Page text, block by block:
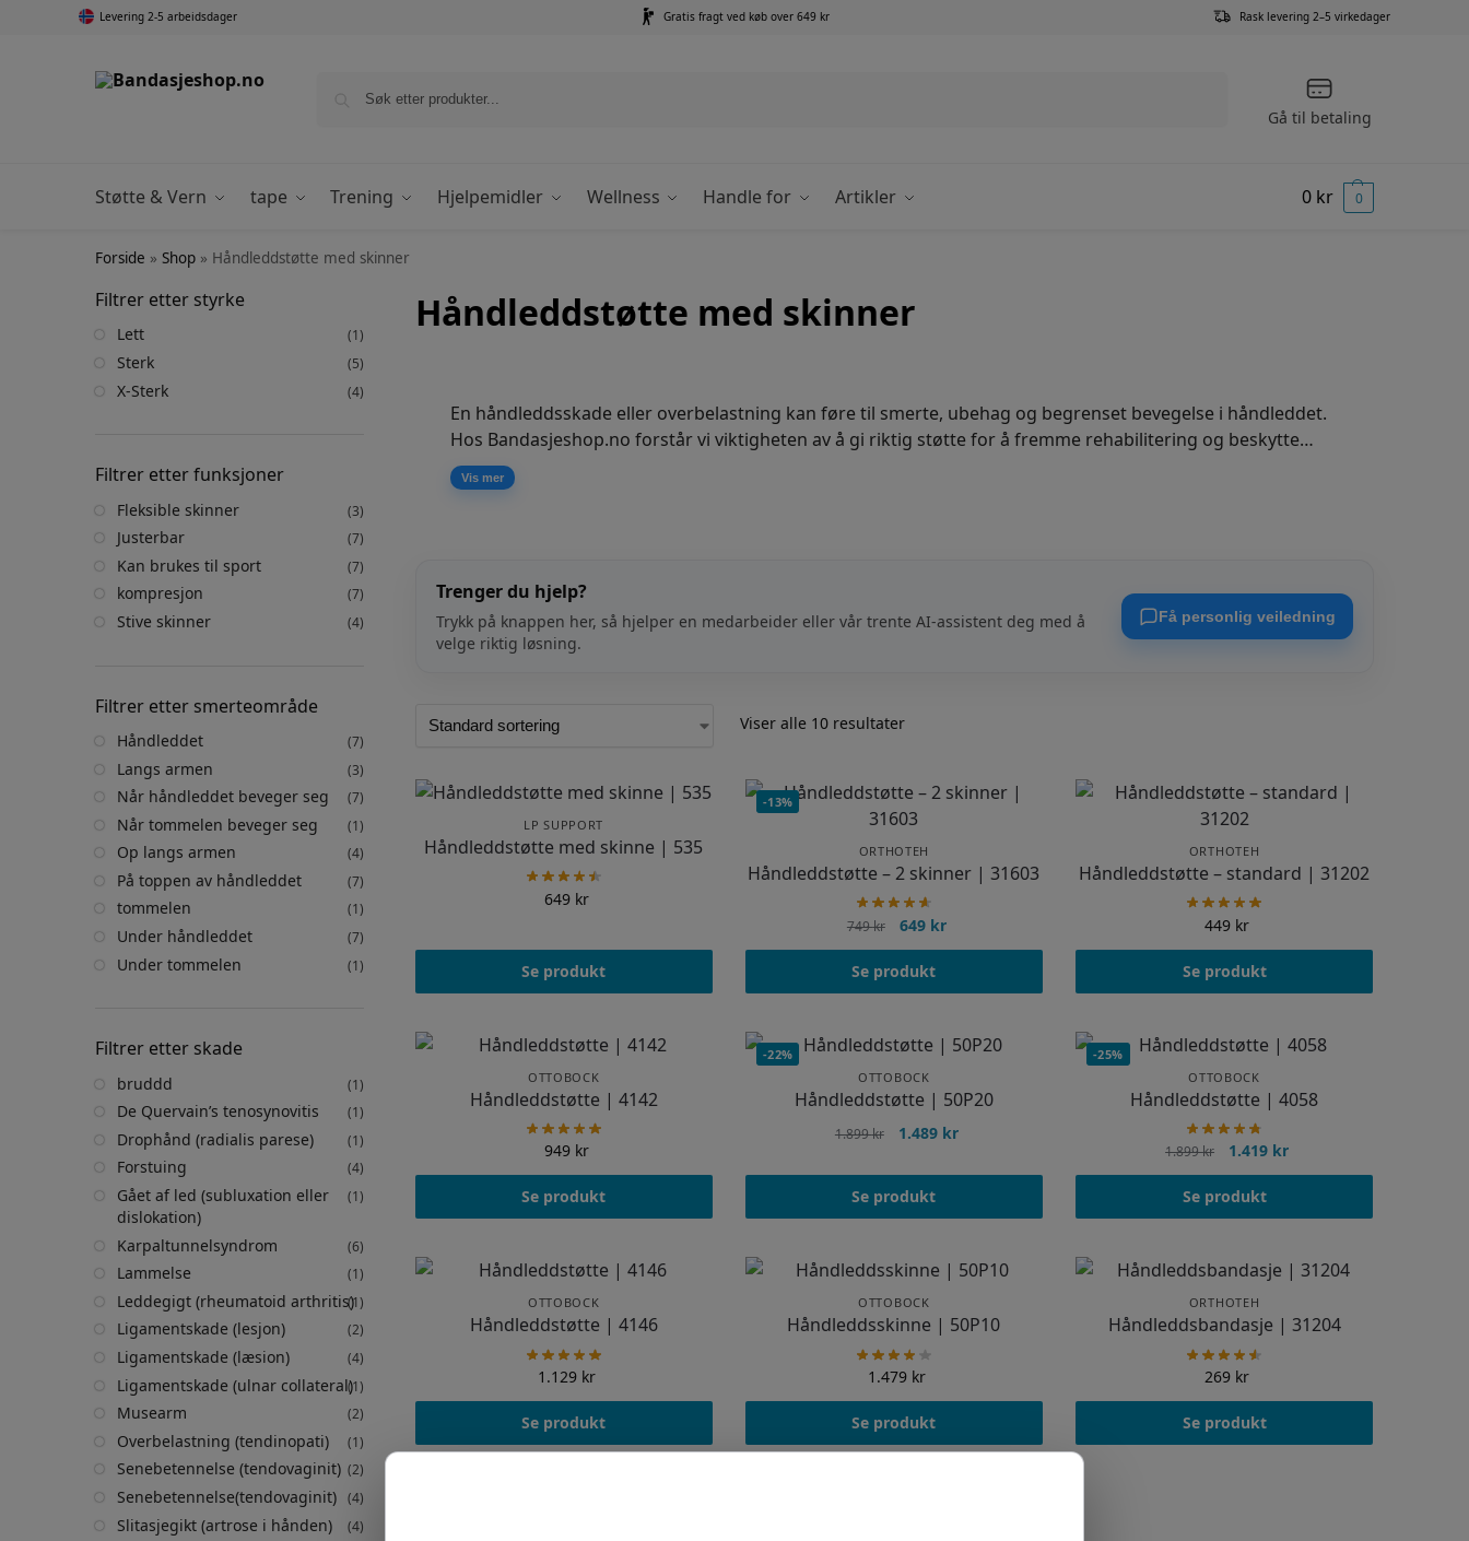
Levering 2-5 arbeidsdager Gratis fragt ved køb over 649 kr Rask levering 2–5 virkedager
Gå til betaling
Støtte & Vern tape Trening Hjelpemidler Wellness Handle for Artikler 0 kr 0
Forside » Shop » Håndleddstøtte med skinner
Håndleddstøtte med skinner
En håndleddsskade eller overbelastning kan føre til smerte, ubehag og begrenset bevegelse i håndleddet.
Hos Bandasjeshop.no forstår vi viktigheten av å gi riktig støtte for å fremme rehabilitering og beskytte
håndleddet mot ytterligere skader. Våre spesialdesignede håndleddstøtter med skinner er utviklet for å gi
den nødvendige støtten, kompresjonen og ekstra beskyttelsen som kan bidra til en raskere bedring og
Vis mer
Trenger du hjelp?
Trykk på knappen her, så hjelper en medarbeider eller vår trente AI-assistent deg med å
velge riktig løsning.
Få personlig veiledning
Viser alle 10 resultater
LP SUPPORT
Håndleddstøtte med skinne | 535
649 kr
Se produkt
-13%
ORTHOTEH
Håndleddstøtte – 2 skinner | 31603
749kr 649 kr
Se produkt
ORTHOTEH
Håndleddstøtte – standard | 31202
449 kr
Se produkt
OTTOBOCK
Håndleddstøtte | 4142
949 kr
Se produkt
-22%
OTTOBOCK
Håndleddstøtte | 50P20
1.899kr 1.489 kr
Se produkt
-25%
OTTOBOCK
Håndleddstøtte | 4058
1.899kr 1.419 kr
Se produkt
OTTOBOCK
Håndleddstøtte | 4146
1.129 kr
Se produkt
OTTOBOCK
Håndleddsskinne | 50P10
1.479 kr
Se produkt
ORTHOTEH
Håndleddsbandasje | 31204
269 kr
Se produkt
Filtrer etter styrke
Lett (1)
Sterk (5)
X-Sterk (4)
Filtrer etter funksjoner
Fleksible skinner (3)
Justerbar (7)
Kan brukes til sport (7)
kompresjon (7)
Stive skinner (4)
Filtrer etter smerteområde
Håndleddet (7)
Langs armen (3)
Når håndleddet beveger seg (7)
Når tommelen beveger seg (1)
Op langs armen (4)
På toppen av håndleddet (7)
tommelen (1)
Under håndleddet (7)
Under tommelen (1)
Filtrer etter skade
bruddd (1)
De Quervain’s tenosynovitis (1)
Drophånd (radialis parese) (1)
Forstuing (4)
Gået af led (subluxation eller
dislokation)
(1)
Karpaltunnelsyndrom (6)
Lammelse (1)
Leddegigt (rheumatoid arthritis)(1)
Ligamentskade (lesjon) (2)
Ligamentskade (læsion) (4)
Ligamentskade (ulnar collateral)(1)
Musearm (2)
Overbelastning (tendinopati) (1)
Senebetennelse (tendovaginit) (2)
Senebetennelse(tendovaginit) (4)
Slitasjegikt (artrose i hånden) (4)